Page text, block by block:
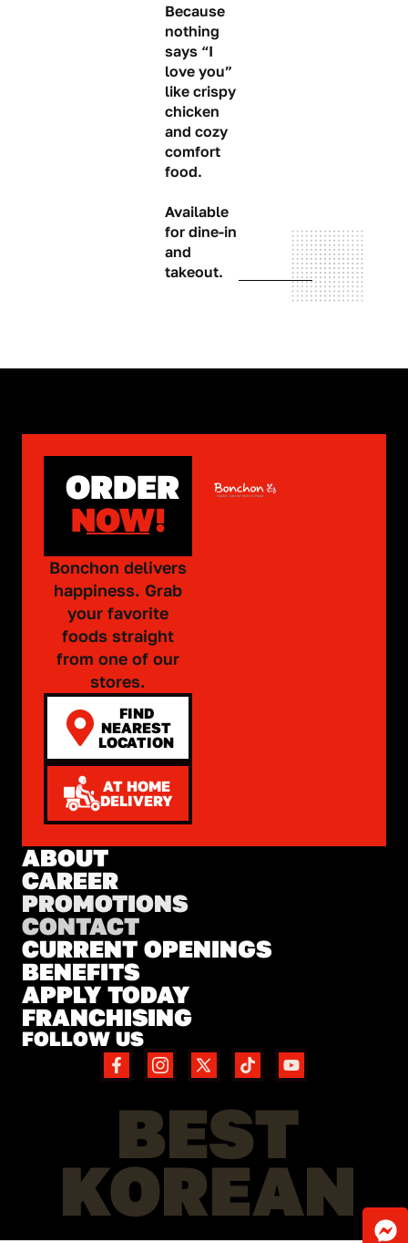
Because
nothing
says “I
love you”
like crispy
chicken
and cozy
comfort
food.
Available
for dine-in
and
takeout.
ORDER
NOW!
Bonchon delivers
happiness. Grab
your favorite
foods straight
from one of our
stores.
FIND
NEAREST
LOCATION
AT HOME
DELIVERY
FOLLOW US
ABOUT
CAREER
PROMOTIONS
CONTACT
CURRENT OPENINGS
BENEFITS
APPLY TODAY
FRANCHISING
BEST
KOREAN